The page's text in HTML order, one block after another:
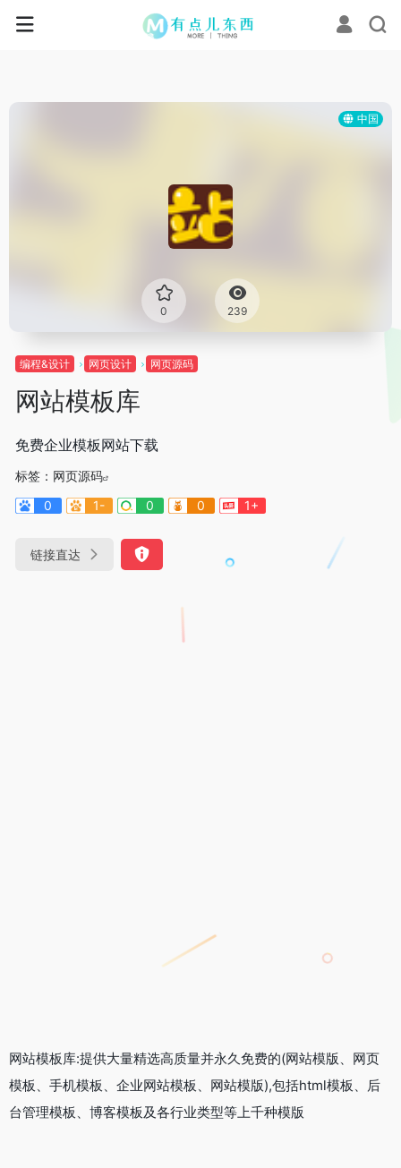
中国
0 239
编程&设计 网页设计 网页源码
网站模板库
免费企业模板网站下载
标签： 网页源码
0
1- 0 0 1+
链接直达
网站模板库:提供大量精选高质量并永久免费的(网站模版、网页
模板、手机模板、企业网站模板、网站模版),包括html模板、后
台管理模板、博客模板及各行业类型等上千种模版